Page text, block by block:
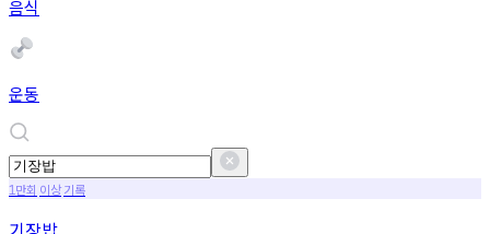
음식
운동
1 만회 이상기록